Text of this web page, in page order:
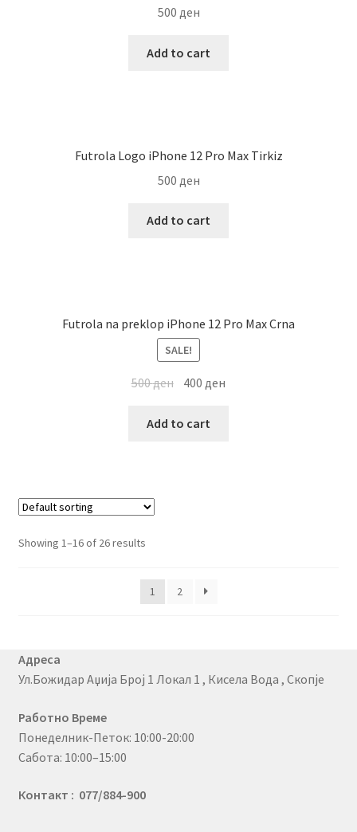
500 ден
Add to cart
Futrola Logo iPhone 12 Pro Max Tirkiz
500 ден
Add to cart
Futrola na preklop iPhone 12 Pro Max Crna
SALE!
500ден 400ден
Add to cart
Showing 1–16 of 26 results
1 2
Адреса
Ул.Божидар Аџија Број 1 Локал 1 , Кисела Вода , Скопје
Работно Време
Понеделник-Петок: 10:00-20:00
Сабота: 10:00–15:00
Контакт : 077/884-900